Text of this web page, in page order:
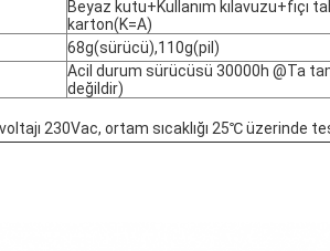
Beyaz kutu+Kullanım kılavuzu+fıçı
karton(K=A)
68g(sürücü),110g(pil)
Acil durum sürücüsü 30000h @Ta
değildir)
230Vac, ortam sıcaklığı 25℃ üzerinde